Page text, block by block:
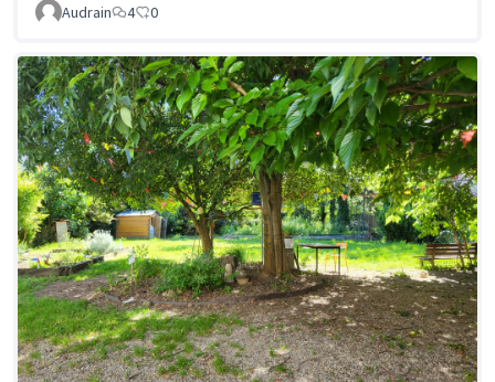
Audrain 4 0